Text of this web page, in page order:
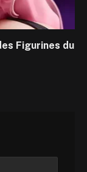
Figurines du